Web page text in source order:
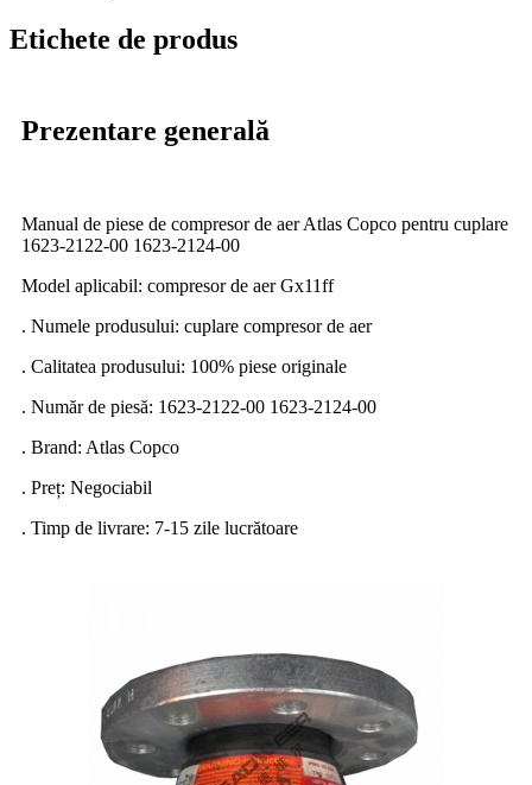
Etichete de produs
Prezentare generală
Manual de piese de compresor de aer Atlas Copco pentru cuplare
1623-2122-00 1623-2124-00
Model aplicabil: compresor de aer Gx11ff
. Numele produsului: cuplare compresor de aer
. Calitatea produsului: 100% piese originale
. Număr de piesă: 1623-2122-00 1623-2124-00
. Brand: Atlas Copco
. Preț: Negociabil
. Timp de livrare: 7-15 zile lucrătoare